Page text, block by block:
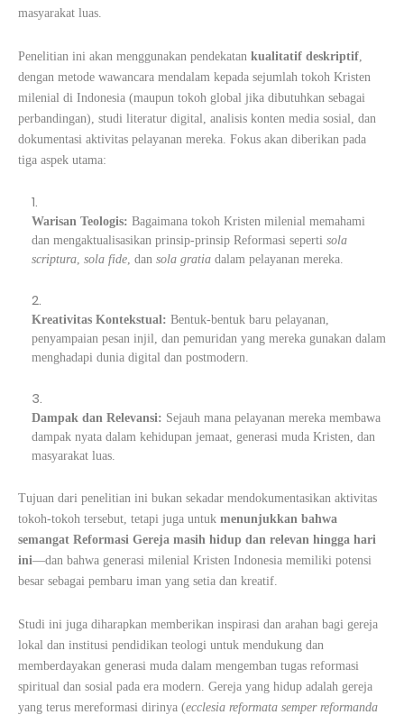
masyarakat luas.
Penelitian ini akan menggunakan pendekatan kualitatif deskriptif
dengan metode wawancara mendalam kepada sejumlah tokoh Kristen
milenial di Indonesia (maupun tokoh global jika dibutuhkan sebagai
perbandingan), studi literatur digital, analisis konten media sosial, dan
dokumentasi aktivitas pelayanan mereka. Fokus akan diberikan pada
tiga aspek utama:
Warisan Teologis: Bagaimana tokoh Kristen milenial memahami
dan mengaktualisasikan prinsip-prinsip Reformasi seperti sola
scriptura sola fide , dan sola gratia dalam pelayanan mereka.
Kreativitas Kontekstual: Bentuk-bentuk baru pelayanan,
penyampaian pesan injil, dan pemuridan yang mereka gunakan dalam
menghadapi dunia digital dan postmodern.
Dampak dan Relevansi: Sejauh mana pelayanan mereka membawa
dampak nyata dalam kehidupan jemaat, generasi muda Kristen, dan
masyarakat luas.
Tujuan dari penelitian ini bukan sekadar mendokumentasikan aktivitas
tokoh-tokoh tersebut, tetapi juga untuk menunjukkan bahwa
semangat Reformasi Gereja masih hidup dan relevan hingga hari
ini—dan bahwa generasi milenial Kristen Indonesia memiliki potensi
besar sebagai pembaru iman yang setia dan kreatif.
Studi ini juga diharapkan memberikan inspirasi dan arahan bagi gereja
lokal dan institusi pendidikan teologi untuk mendukung dan
memberdayakan generasi muda dalam mengemban tugas reformasi
spiritual dan sosial pada era modern. Gereja yang hidup adalah gereja
yang terus mereformasi dirinya (ecclesia reformata semper reformanda